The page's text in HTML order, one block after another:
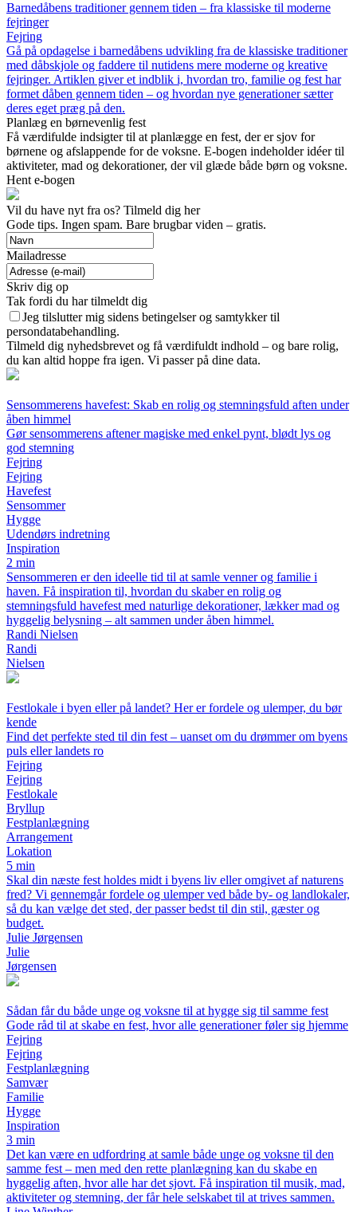
Barnedåbens traditioner gennem tiden – fra klassiske til moderne
fejringer
Fejring
Gå på opdagelse i barnedåbens udvikling fra de klassiske traditioner
med dåbskjole og faddere til nutidens mere moderne og kreative
fejringer. Artiklen giver et indblik i, hvordan tro, familie og fest har
formet dåben gennem tiden – og hvordan nye generationer sætter
deres eget præg på den.
Planlæg en børnevenlig fest
Få værdifulde indsigter til at planlægge en fest, der er sjov for
børnene og afslappende for de voksne. E-bogen indeholder idéer til
aktiviteter, mad og dekorationer, der vil glæde både børn og voksne.
Hent e-bogen
Vil du have nyt fra os? Tilmeld dig her
Gode tips. Ingen spam. Bare brugbar viden – gratis.
Mailadresse
Skriv dig op
Tak fordi du har tilmeldt dig
Jeg tilslutter mig sidens betingelser og samtykker til
persondatabehandling.
Tilmeld dig nyhedsbrevet og få værdifuldt indhold – og bare rolig,
du kan altid hoppe fra igen. Vi passer på dine data.
Sensommerens havefest: Skab en rolig og stemningsfuld aften under
åben himmel
Gør sensommerens aftener magiske med enkel pynt, blødt lys og
god stemning
Fejring
Fejring
Havefest
Sensommer
Hygge
Udendørs indretning
Inspiration
2 min
Sensommeren er den ideelle tid til at samle venner og familie i
haven. Få inspiration til, hvordan du skaber en rolig og
stemningsfuld havefest med naturlige dekorationer, lækker mad og
hyggelig belysning – alt sammen under åben himmel.
Randi Nielsen
Randi
Nielsen
Festlokale i byen eller på landet? Her er fordele og ulemper, du bør
kende
Find det perfekte sted til din fest – uanset om du drømmer om byens
puls eller landets ro
Fejring
Fejring
Festlokale
Bryllup
Festplanlægning
Arrangement
Lokation
5 min
Skal din næste fest holdes midt i byens liv eller omgivet af naturens
fred? Vi gennemgår fordele og ulemper ved både by- og landlokaler,
så du kan vælge det sted, der passer bedst til din stil, gæster og
budget.
Julie Jørgensen
Julie
Jørgensen
Sådan får du både unge og voksne til at hygge sig til samme fest
Gode råd til at skabe en fest, hvor alle generationer føler sig hjemme
Fejring
Fejring
Festplanlægning
Samvær
Familie
Hygge
Inspiration
3 min
Det kan være en udfordring at samle både unge og voksne til den
samme fest – men med den rette planlægning kan du skabe en
hyggelig aften, hvor alle har det sjovt. Få inspiration til musik, mad,
aktiviteter og stemning, der får hele selskabet til at trives sammen.